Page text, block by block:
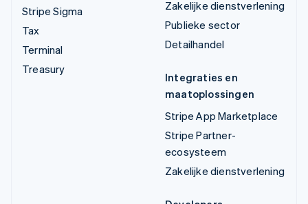
Stripe Sigma
Tax
Terminal
Treasury
Zakelijke dienstverlening
Publieke sector
Detailhandel
Integraties en
maatoplossingen
Stripe App Marketplace
Stripe Partner-
ecosysteem
Zakelijke dienstverlening